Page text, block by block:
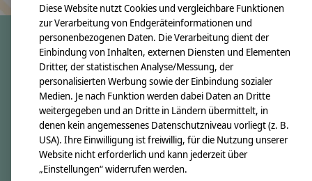
crêpes suzette
Über uns
Unsere Creppies
Nähkästchen
Unsere Stoffe
Impressum
Diese Website nutzt Cookies und vergleichbare Funktionen
zur Verarbeitung von Endgeräteinformationen und
personenbezogenen Daten. Die Verarbeitung dient der
Einbindung von Inhalten, externen Diensten und Elementen
Dritter, der statistischen Analyse/Messung, der
personalisierten Werbung sowie der Einbindung sozialer
Medien. Je nach Funktion werden dabei Daten an Dritte
weitergegeben und an Dritte in Ländern übermittelt, in
denen kein angemessenes Datenschutzniveau vorliegt (z. B.
USA). Ihre Einwilligung ist freiwillig, für die Nutzung unserer
Website nicht erforderlich und kann jederzeit über
„Einstellungen“ widerrufen werden.